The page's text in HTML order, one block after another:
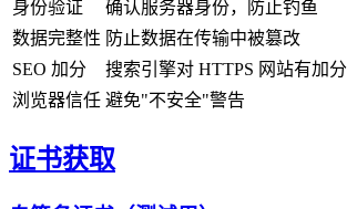
身份验证
确认服务器身份，防止钓鱼
数据完整性 防止数据在传输中被篡改
SEO 加分
搜索引擎对 HTTPS 网站有加分
浏览器信任 避免"不安全"警告
证书获取